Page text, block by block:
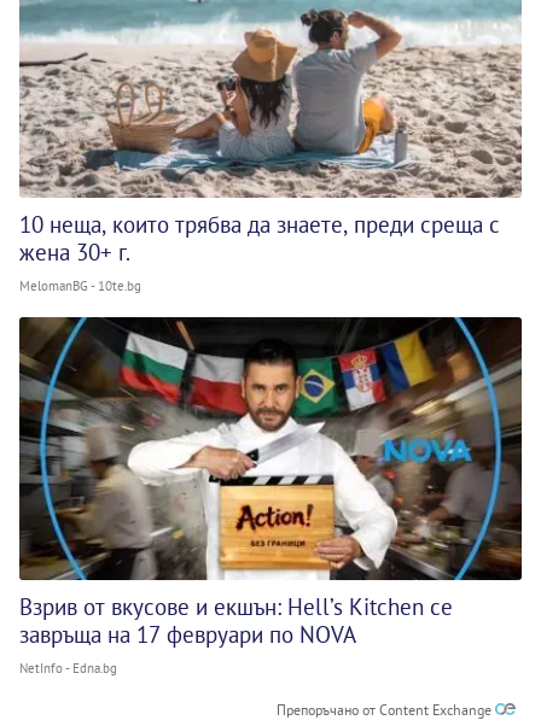
10 неща, които трябва да знаете, преди среща с
жена 30+ г.
MelomanBG - 10te.bg
Взрив от вкусове и екшън: Hell’s Kitchen се
завръща на 17 февруари по NOVA
NetInfo - Edna.bg
Препоръчано от Content Exchange